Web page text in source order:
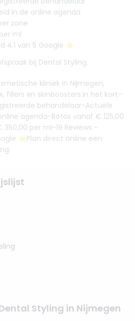
in de online agenda
zone
ml
4.1 van 5 Google ⭐️
bij Dental Styling.
kliniek in Nijmegen,
fillers en skinboosters.In het kort-
behandelaar-Actuele
agenda-Botox vanaf € 125,00
per ml-19 Reviews -
⭐️Plan direct online een
Styling in Nijmegen